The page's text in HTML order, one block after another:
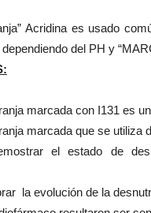
Acridina es usado
del PH y
marcada con I131 es
marcada que se utiliza
el estado de
la evolución de la